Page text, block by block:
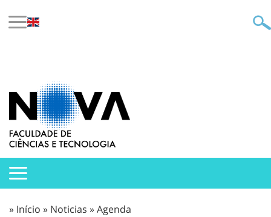
» Início » Noticias »Agenda